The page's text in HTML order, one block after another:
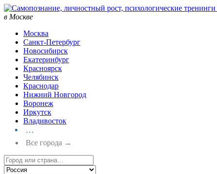
в Москве
Москва
Санкт-Петербург
Новосибирск
Екатеринбург
Красноярск
Челябинск
Краснодар
Нижний Новгород
Воронеж
Иркутск
Владивосток
…
Все города →